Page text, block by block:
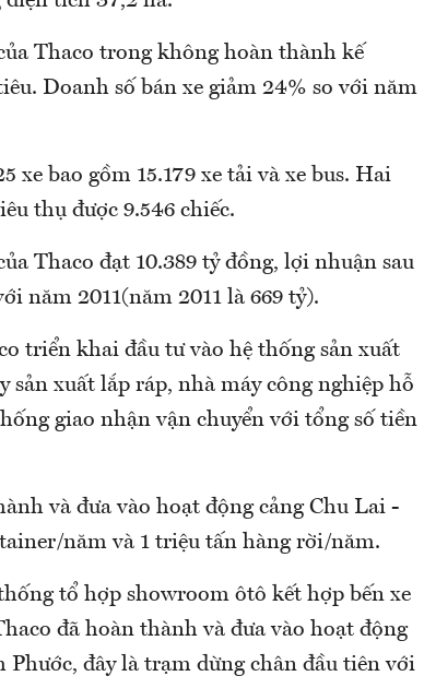
Thaco trong không hoàn thành kế
Doanh số bán xe giảm 24% so với năm
xe bao gồm 15.179 xe tải và xe bus. Hai
thụ được 9.546 chiếc.
Thaco đạt 10.389 tỷ đồng, lợi nhuận sau
năm 2011(năm 2011 là 669 tỷ).
triển khai đầu tư vào hệ thống sản xuất
sản xuất lắp ráp, nhà máy công nghiệp hỗ
giao nhận vận chuyển với tổng số tiền
và đưa vào hoạt động cảng Chu Lai -
năm và 1 triệu tấn hàng rời/năm.
tổ hợp showroom ôtô kết hợp bến xe
đã hoàn thành và đưa vào hoạt động
đây là trạm dừng chân đầu tiên với